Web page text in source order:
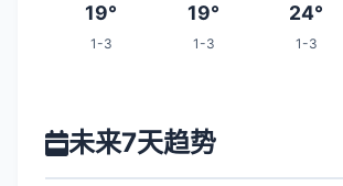
19°
1-3
19°
1-3
24°
1-3
未来7天趋势